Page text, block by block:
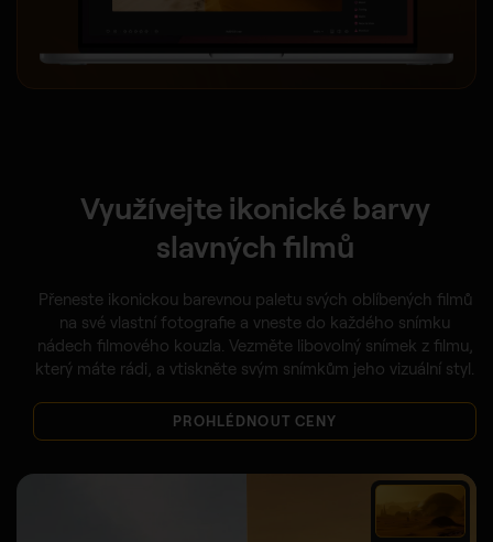
Využívejte ikonické barvy
slavných filmů
Přeneste ikonickou barevnou paletu svých oblíbených filmů
na své vlastní fotografie a vneste do každého snímku
nádech filmového kouzla. Vezměte libovolný snímek z filmu,
který máte rádi, a vtiskněte svým snímkům jeho vizuální styl.
PROHLÉDNOUT CENY